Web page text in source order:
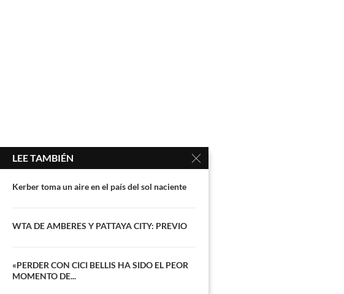
LEE TAMBIÉN
Kerber toma un aire en el país del sol naciente
WTA DE AMBERES Y PATTAYA CITY: PREVIO
«PERDER CON CICI BELLIS HA SIDO EL PEOR
MOMENTO DE...